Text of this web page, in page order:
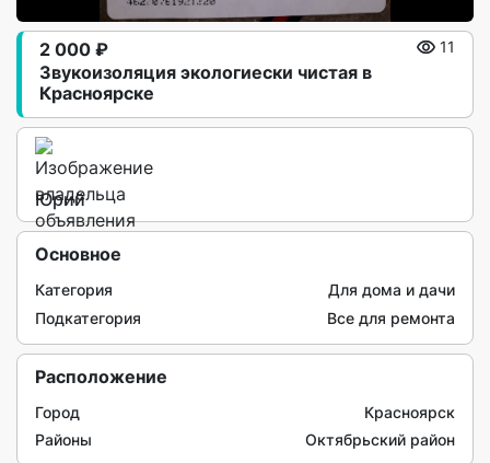
Звукоизоляция экологиески чистая в
Красноярске
2 000 ₽ 11
Юрий
Основное
Категория
Для дома и дачи
Подкатегория
Все для ремонта
Расположение
Город
Красноярск
Районы
Октябрьский район